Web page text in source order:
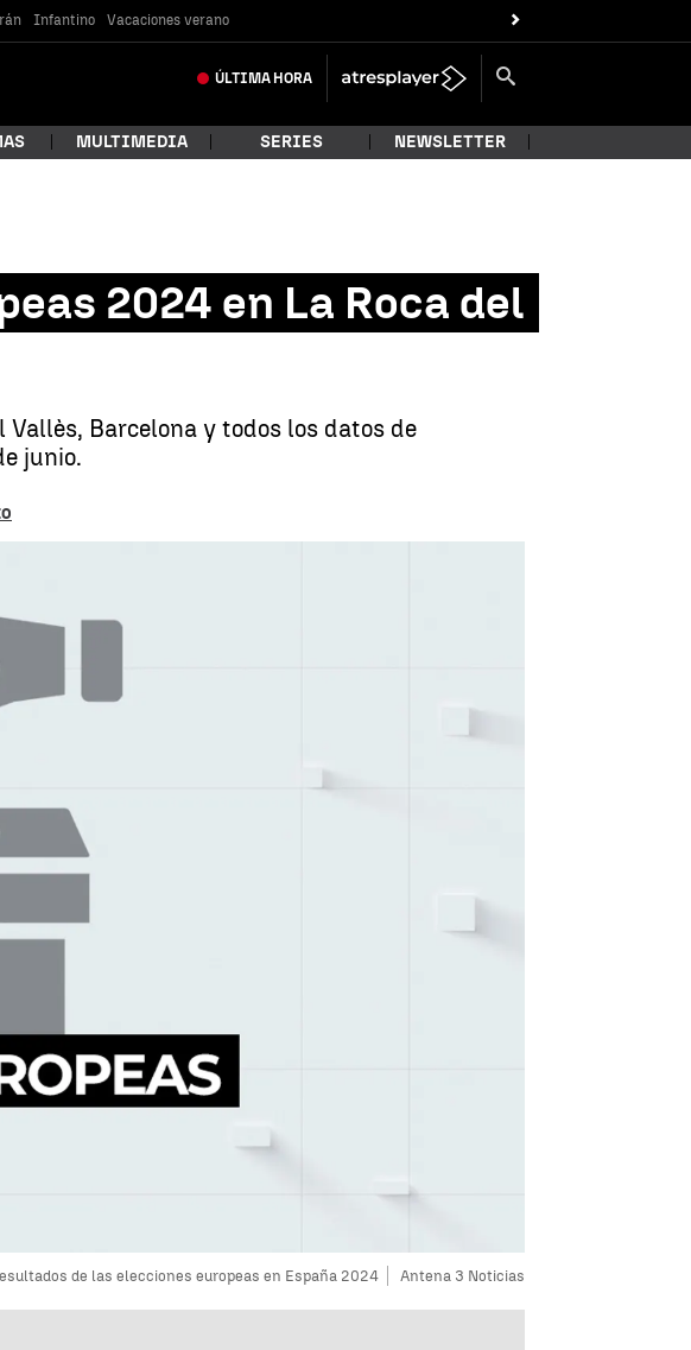
Infantino Vacaciones verano
ÚLTIMA HORA
MULTIMEDIA SERIES NEWSLETTER
2024 en La Roca del
Barcelona y todos los datos de
junio.
de las elecciones europeas en España 2024 Antena 3 Noticias